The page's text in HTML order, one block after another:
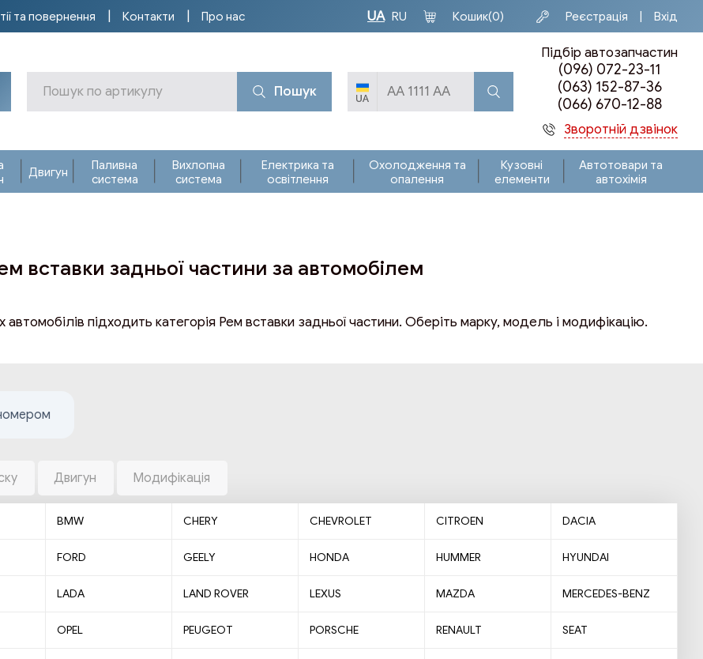
та повернення Контакти Про нас UA RU Кошик(0) Реєстрація Вхід
Пошук
Підбір автозапчастин
(096) 072-23-11
(063) 152-87-36
(066) 670-12-88
Зворотній дзвінок
Двигун
Паливна
система
Вихлопна
система
Електрика та
освітлення
Охолодження та
опалення
Кузовні
елементи
Автотовари та
автохімія
вставки задньої частини за автомобілем
підходить категорія Рем вставки задньої частини. Оберіть марку, модель і модифікацію.
Двигун Модифікація
BMW CHERY CHEVROLET CITROEN DACIA
FORD GEELY HONDA HUMMER HYUNDAI
LADA LAND ROVER LEXUS MAZDA MERCEDES-BENZ
OPEL PEUGEOT PORSCHE RENAULT SEAT